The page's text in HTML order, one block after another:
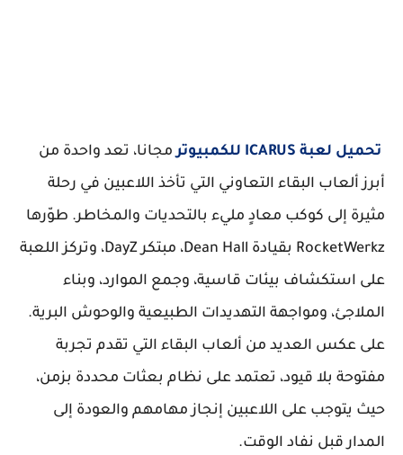
تحميل لعبة ICARUS للكمبيوتر
مجانا، تعد واحدة من
أبرز ألعاب البقاء التعاوني التي تأخذ اللاعبين في رحلة
مثيرة إلى كوكب معادٍ مليء بالتحديات والمخاطر. طوّرها
RocketWerkz بقيادة Dean Hall، مبتكر DayZ، وتركز اللعبة
على استكشاف بيئات قاسية، وجمع الموارد، وبناء
الملاجئ، ومواجهة التهديدات الطبيعية والوحوش البرية.
على عكس العديد من ألعاب البقاء التي تقدم تجربة
مفتوحة بلا قيود، تعتمد على نظام بعثات محددة بزمن،
حيث يتوجب على اللاعبين إنجاز مهامهم والعودة إلى
المدار قبل نفاد الوقت.